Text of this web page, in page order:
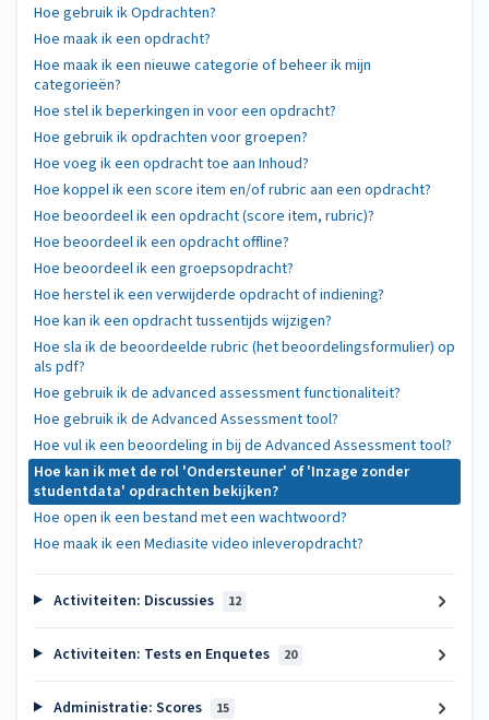
Hoe gebruik ik Opdrachten?
Hoe maak ik een opdracht?
Hoe maak ik een nieuwe categorie of beheer ik mijn
categorieën?
Hoe stel ik beperkingen in voor een opdracht?
Hoe gebruik ik opdrachten voor groepen?
Hoe voeg ik een opdracht toe aan Inhoud?
Hoe koppel ik een score item en/of rubric aan een opdracht?
Hoe beoordeel ik een opdracht (score item, rubric)?
Hoe beoordeel ik een opdracht offline?
Hoe beoordeel ik een groepsopdracht?
Hoe herstel ik een verwijderde opdracht of indiening?
Hoe kan ik een opdracht tussentijds wijzigen?
Hoe sla ik de beoordeelde rubric (het beoordelingsformulier) op
als pdf?
Hoe gebruik ik de advanced assessment functionaliteit?
Hoe gebruik ik de Advanced Assessment tool?
Hoe vul ik een beoordeling in bij de Advanced Assessment tool?
Hoe kan ik met de rol 'Ondersteuner' of 'Inzage zonder
studentdata' opdrachten bekijken?
Hoe open ik een bestand met een wachtwoord?
Hoe maak ik een Mediasite video inleveropdracht?
Activiteiten: Discussies 12
Activiteiten: Tests en Enquetes 20
Administratie: Scores 15